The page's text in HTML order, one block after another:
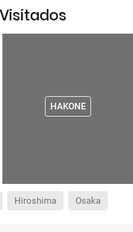
HAKONE
Hiroshima Osaka